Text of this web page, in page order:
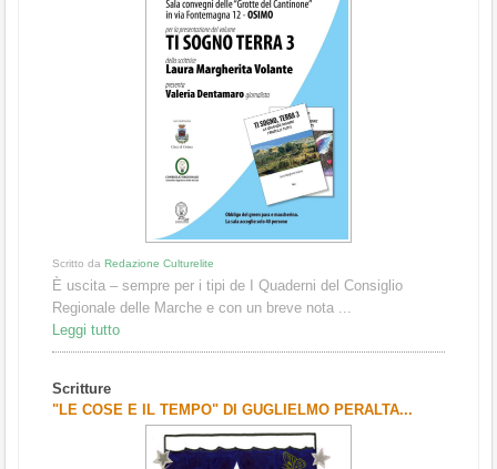
Scritto da Redazione Culturelite
È uscita – sempre per i tipi de I Quaderni del Consiglio
Regionale delle Marche e con un breve nota ...
Leggi tutto
Scritture
"LE COSE E IL TEMPO" DI GUGLIELMO PERALTA...